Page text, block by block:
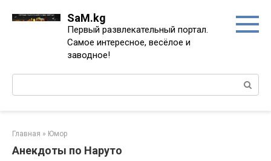
SaM.kg
Первый развлекательный портал.
Самое интересное, весёлое и
заводное!
Поиск:
Главная » Юмор
Анекдоты по Наруто